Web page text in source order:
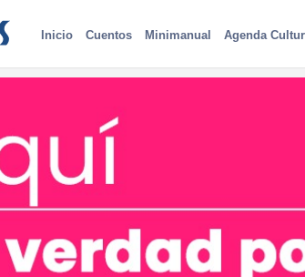
Inicio Cuentos Minimanual Agenda